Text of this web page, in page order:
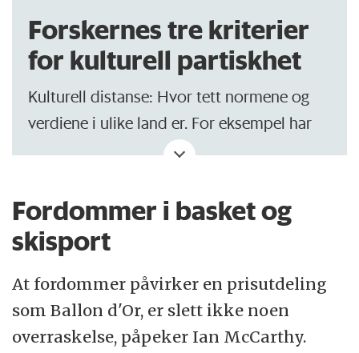
Forskernes tre kriterier
for kulturell partiskhet
Kulturell distanse: Hvor tett normene og
verdiene i ulike land er. For eksempel har
Danmark og Sverige mange like normer og
Kulturelle klynger: Det ser på om den litt
bredere regionale likheten og felles
nærmere andre europeiske land enn
asiatiske eller afrikanske.
Fordommer i basket og
skisport
At fordommer påvirker en prisutdeling
som Ballon d'Or, er slett ikke noen
overraskelse, påpeker Ian McCarthy.